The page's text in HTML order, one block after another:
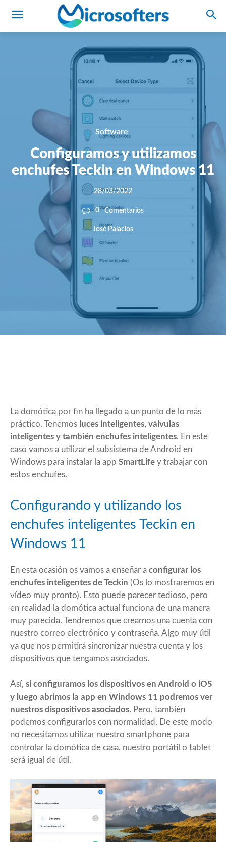
Software
Configuramos y utilizamos
enchufes Teckin en Windows 11
28/03/2022
0 Comentarios
José Palacios
La domótica por fin ha llegado a un punto de lo más
práctico. Tenemos luces inteligentes, válvulas
inteligentes y también enchufes inteligentes. En este
caso vamos a utilizar el subsistema de Android en
Windows para instalar la app SmartLife y trabajar con
estos enchufes.
Configurando y utilizando los
enchufes inteligentes Teckin en
Windows 11
En esta ocasión os vamos a enseñar a configurar los
enchufes inteligentes de Teckin (Os lo mostraremos en
vídeo muy pronto). Esto puede parecer tedioso, pero
en realidad la domótica actual funciona de una manera
muy parecida. Tendremos que crearnos una cuenta con
nuestro correo electrónico y contraseña. Algo muy útil
ya que nos permitirá sincronizar nuestra cuenta y los
dispositivos que tengamos asociados.
Así, si configuramos los dispositivos en Android o iOS
y luego abrimos la app en Windows 11 podremos ver
nuestros dispositivos asociados. Pero, también
podemos configurarlos con normalidad. De este modo
no necesitamos utilizar nuestro smartphone para
controlar la domótica de casa, nuestro portátil o tablet
será igual de útil.